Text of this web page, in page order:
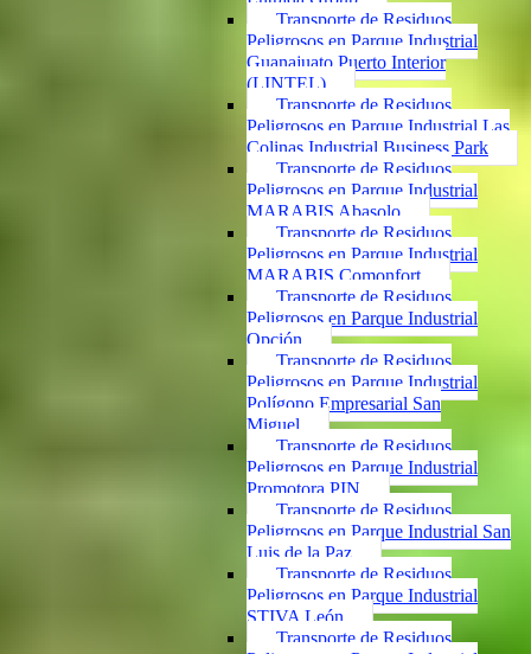
Transporte de Residuos
Peligrosos en Parque Industrial
Guanajuato Puerto Interior
(LINTEL)
Transporte de Residuos
Peligrosos en Parque Industrial Las
Colinas Industrial Business Park
Transporte de Residuos
Peligrosos en Parque Industrial
MARABIS Abasolo
Transporte de Residuos
Peligrosos en Parque Industrial
MARABIS Comonfort
Transporte de Residuos
Peligrosos en Parque Industrial
Opción
Transporte de Residuos
Peligrosos en Parque Industrial
Polígono Empresarial San
Miguel
Transporte de Residuos
Peligrosos en Parque Industrial
Promotora PIN
Transporte de Residuos
Peligrosos en Parque Industrial San
Luis de la Paz
Transporte de Residuos
Peligrosos en Parque Industrial
STIVA León
Transporte de Residuos